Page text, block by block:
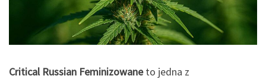
Critical Russian Feminizowaneto jedna z